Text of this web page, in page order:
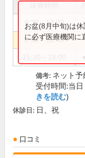
8:30～12:00
8:30～12:45
お盆(8月中旬)は
に必ず医療機関に
備考: ネット予
受付時間:当
きを読む)
休診日: 日、祝
口コミ